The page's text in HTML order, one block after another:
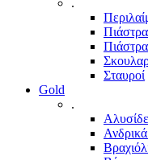
.
Σταυροί
Gold
.